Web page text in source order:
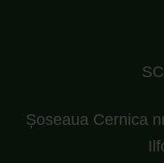
Șoseaua Cernica